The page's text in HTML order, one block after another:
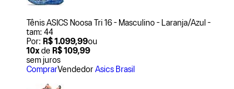
Tênis ASICS Noosa Tri 16 - Masculino - Laranja/Azul -
tam: 44
Por: R$ 1.099,99ou
10xde R$ 109,99
sem juros
ComprarVendedor Asics Brasil